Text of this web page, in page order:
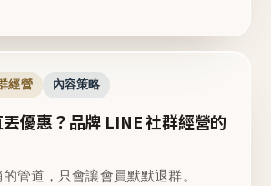
經營 內容策略
優惠？品牌 LINE 社群經營的
管道，只會讓會員默默退群。